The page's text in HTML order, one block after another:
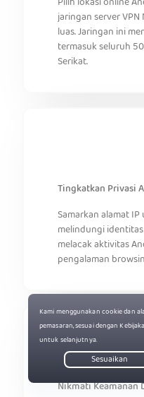
jaringan server VPN
luas. Jaringan ini
termasuk seluruh
Serikat.
Tingkatkan Privasi
Samarkan alamat
melindungi
melacak aktivitas
pengalaman
Nikmati Keamanan